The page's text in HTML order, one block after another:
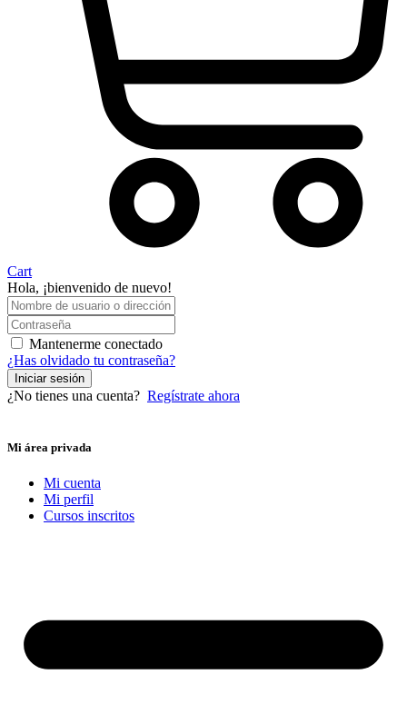
Cart
Hola, ¡bienvenido de nuevo!
Mantenerme conectado
¿Has olvidado tu contraseña?
Iniciar sesión
¿No tienes una cuenta? Regístrate ahora
Mi área privada
Mi cuenta
Mi perfil
Cursos inscritos